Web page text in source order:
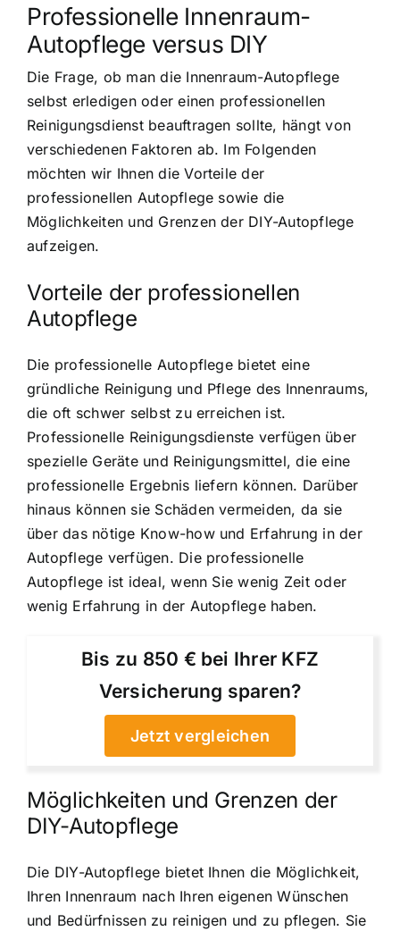
Professionelle Innenraum-
Autopflege versus DIY
Die Frage, ob man die Innenraum-Autopflege
selbst erledigen oder einen professionellen
Reinigungsdienst beauftragen sollte, hängt von
verschiedenen Faktoren ab. Im Folgenden
möchten wir Ihnen die Vorteile der
professionellen Autopflege sowie die
Möglichkeiten und Grenzen der DIY-Autopflege
aufzeigen.
Vorteile der professionellen
Autopflege
Die professionelle Autopflege bietet eine
gründliche Reinigung und Pflege des Innenraums,
die oft schwer selbst zu erreichen ist.
Professionelle Reinigungsdienste verfügen über
spezielle Geräte und Reinigungsmittel, die eine
professionelle Ergebnis liefern können. Darüber
hinaus können sie Schäden vermeiden, da sie
über das nötige Know-how und Erfahrung in der
Autopflege verfügen. Die professionelle
Autopflege ist ideal, wenn Sie wenig Zeit oder
wenig Erfahrung in der Autopflege haben.
Bis zu 850 € bei Ihrer KFZ
Versicherung sparen?
Jetzt vergleichen
Möglichkeiten und Grenzen der
DIY-Autopflege
Die DIY-Autopflege bietet Ihnen die Möglichkeit,
Ihren Innenraum nach Ihren eigenen Wünschen
und Bedürfnissen zu reinigen und zu pflegen. Sie